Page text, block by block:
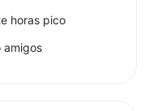
horas pico
amigos